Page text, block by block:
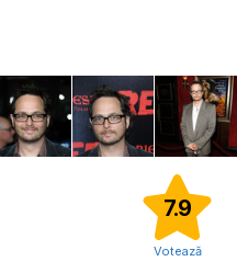
7.9
Votează